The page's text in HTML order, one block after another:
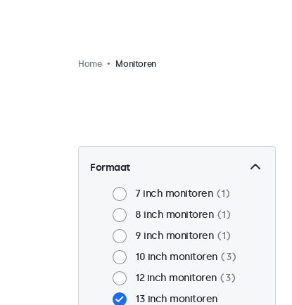
Home Monitoren
Formaat
7 inch monitoren
1
8 inch monitoren
1
9 inch monitoren
1
10 inch monitoren
3
12 inch monitoren
3
13 inch monitoren